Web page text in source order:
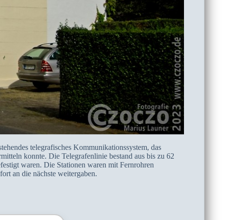
telegrafisches Kommunikationssystem, das
konnte. Die Telegrafenlinie bestand aus bis zu 62
waren. Die Stationen waren mit Fernrohren
an die nächste weitergaben.